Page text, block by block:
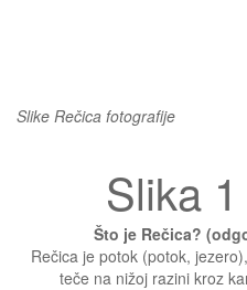
Slike Rečica fotografije
Slika
Što je Rečica?
Rečica je potok (potok,
teče na nižoj razini kroz